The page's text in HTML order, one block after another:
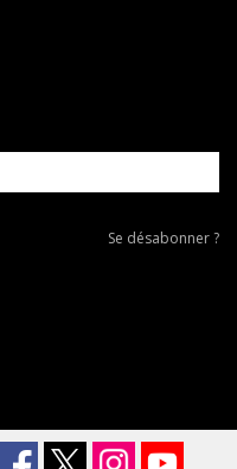
Se
Se désabonner ?